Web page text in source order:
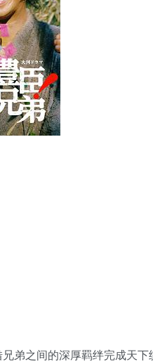
之间的深厚羁绊完成天下